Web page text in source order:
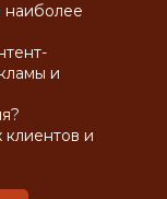
наиболее
и
и